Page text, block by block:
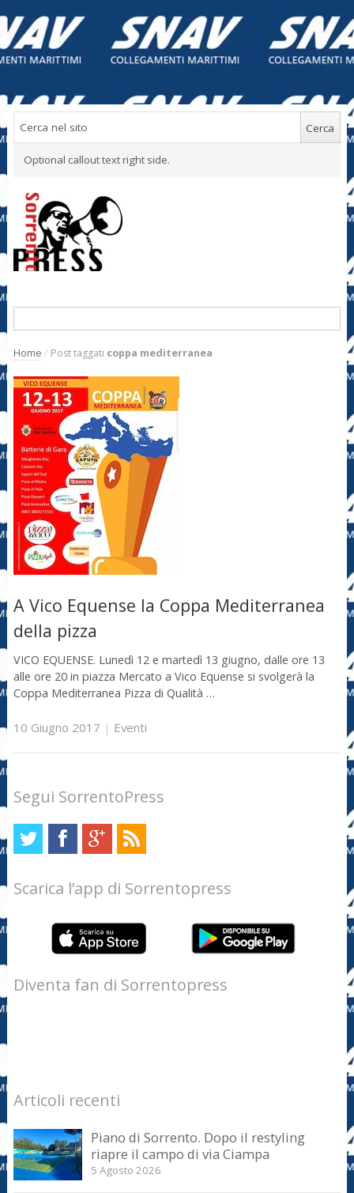
Optional callout text right side.
Home / Post taggati coppa mediterranea
A Vico Equense la Coppa Mediterranea
della pizza
VICO EQUENSE. Lunedì 12 e martedì 13 giugno, dalle ore 13
alle ore 20 in piazza Mercato a Vico Equense si svolgerà la
Coppa Mediterranea Pizza di Qualità …
10 Giugno 2017 | Eventi
Segui SorrentoPress
Scarica l’app di Sorrentopress
Diventa fan di Sorrentopress
Articoli recenti
Piano di Sorrento. Dopo il restyling
riapre il campo di via Ciampa
5 Agosto 2026